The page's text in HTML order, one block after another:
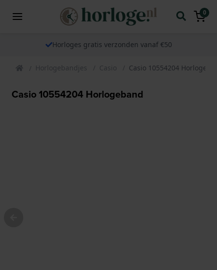
0
Horloges gratis verzonden vanaf €50
Horlogebandjes Casio Casio 10554204
Casio 10554204 Horlogeband